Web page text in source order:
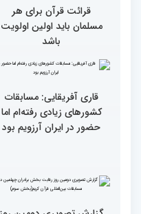
فلسطین را دارد
کسب موفقیت‌های متعدد
انس با قرآن است
باشد